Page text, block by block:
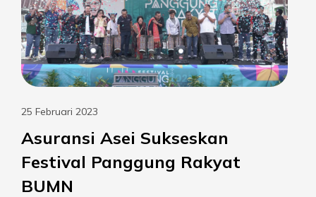
25 Februari 2023
Asuransi Asei Sukseskan
Festival Panggung Rakyat
BUMN